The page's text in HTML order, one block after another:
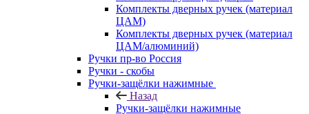
Комплекты дверных ручек (материал
ЦАМ)
Комплекты дверных ручек (материал
ЦАМ/алюминий)
Ручки пр-во Россия
Ручки - скобы
Ручки-защёлки нажимные
Назад
Ручки-защёлки нажимные